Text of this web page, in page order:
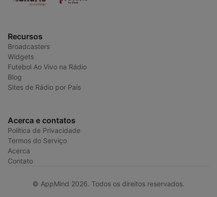
Recursos
Broadcasters
Widgets
Futebol Ao Vivo na Rádio
Blog
Sites de Rádio por País
Acerca e contatos
Política de Privacidade
Termos do Serviço
Acerca
Contato
© AppMind 2026. Todos os direitos reservados.